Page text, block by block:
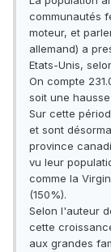
communautés
moteur, et
allemand) a
Etats-Unis,
On compte
soit une
Sur cette
et sont
province
vu leur
comme la
(150%).
Selon l'auteur
cette
aux grandes